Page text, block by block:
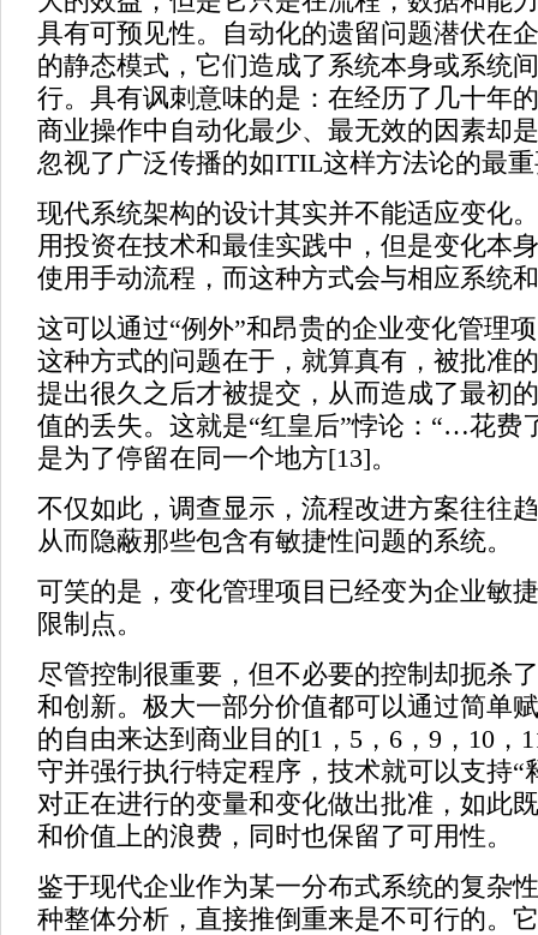
具有可预见性。自动化的遗留问题潜伏在
的静态模式，它们造成了系统本身或系统
行。具有讽刺意味的是：在经历了几十年
商业操作中自动化最少、最无效的因素却
忽视了广泛传播的如ITIL这样方法论的最
现代系统架构的设计其实并不能适应变化
用投资在技术和最佳实践中，但是变化本
使用手动流程，而这种方式会与相应系统
这可以通过“例外”和昂贵的企业变化管理
这种方式的问题在于，就算真有，被批准
提出很久之后才被提交，从而造成了最初
值的丢失。这就是“红皇后”悖论：“…花费
是为了停留在同一个地方[13]。
不仅如此，调查显示，流程改进方案往往
从而隐蔽那些包含有敏捷性问题的系统。
可笑的是，变化管理项目已经变为企业敏
限制点。
尽管控制很重要，但不必要的控制却扼杀
和创新。极大一部分价值都可以通过简单
的自由来达到商业目的[1，5，6，9，10，
守并强行执行特定程序，技术就可以支持“
对正在进行的变量和变化做出批准，如此
和价值上的浪费，同时也保留了可用性。
鉴于现代企业作为某一分布式系统的复杂
种整体分析，直接推倒重来是不可行的。